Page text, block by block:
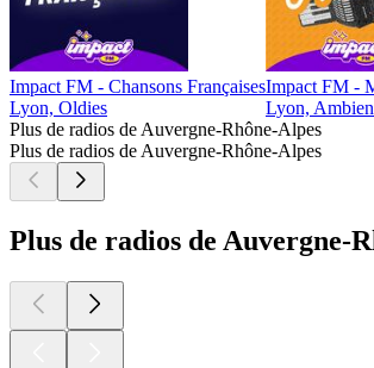
Impact FM - Chansons Françaises
Lyon, Oldies
Impact FM -
Lyon,
Plus de radios de Auvergne-Rhône-Alpes
Plus de radios de Auvergne-Rhône-Alpes
Plus de radios de Auvergne-